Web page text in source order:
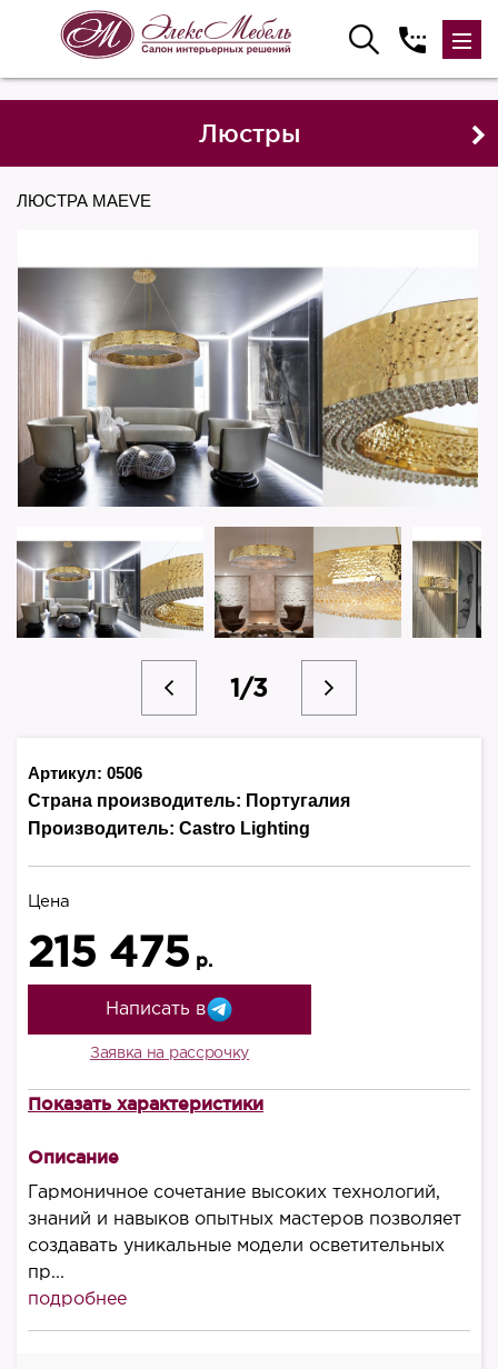
Люстры
ЛЮСТРА MAEVE
1/3
Артикул: 0506
Страна производитель: Португалия
Производитель: Castro Lighting
Цена
215 475 р.
Написать в
Заявка на рассрочку
Ширина, мм
800
Материал корпуса
металл + хрусталь Swarovski
Производитель
Показать характеристики
Описание
Гармоничное сочетание высоких технологий,
знаний и навыков опытных мастеров позволяет
создавать уникальные модели осветительных
пр...
подробнее